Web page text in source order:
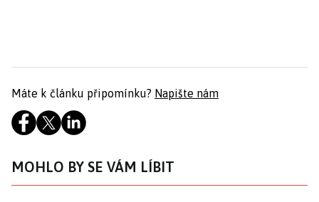
Máte k článku připomínku? Napište nám
MOHLO BY SE VÁM LÍBIT